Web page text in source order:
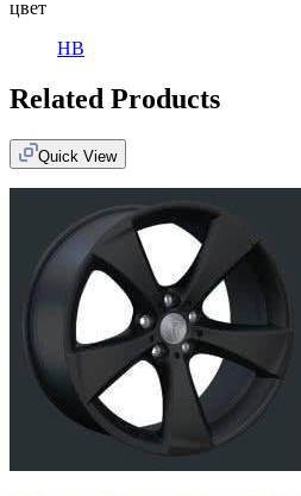
цвет
HB
Related Products
Quick View